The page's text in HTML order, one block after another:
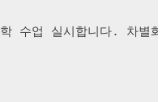
수업 실시합니다. 차